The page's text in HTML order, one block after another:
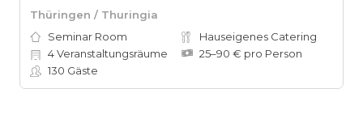
Thüringen / Thuringia
Seminar Room
Hauseigenes Catering
4Veranstaltungsräume
25–90 € pro Person
130 Gäste